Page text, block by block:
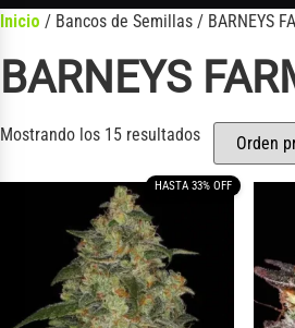
Inicio / Bancos de Semillas / BARNEYS
BARNEYS
Mostrando los 15 resultados
HASTA 33% OFF